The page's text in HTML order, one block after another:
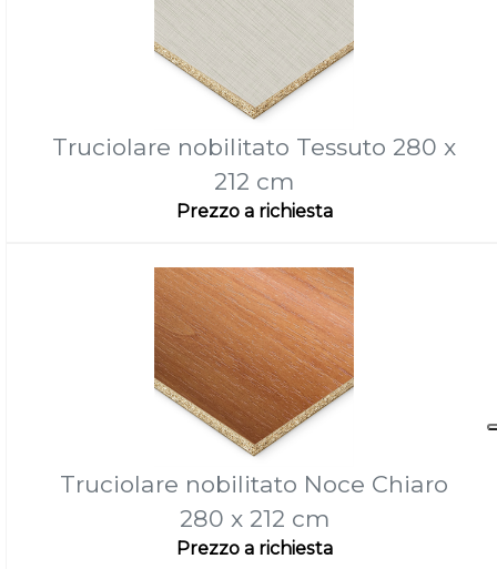
Truciolare nobilitato Tessuto 280 x
212 cm
Prezzo a richiesta
Truciolare nobilitato Noce Chiaro
280 x 212 cm
Prezzo a richiesta